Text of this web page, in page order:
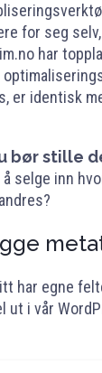
for seg
har
er identisk
bør stille
selge inn
har egne
ut i vår